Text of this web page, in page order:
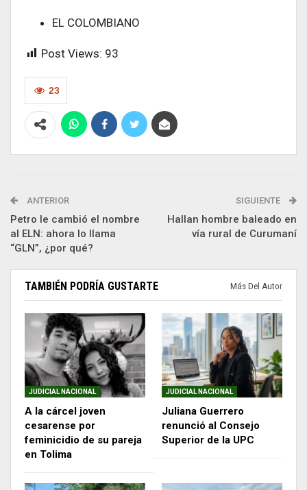
EL COLOMBIANO
Post Views: 93
23
ANTERIOR
Petro le cambió el nombre
al ELN: ahora lo llama
“GLN”, ¿por qué?
SIGUIENTE
Hallan hombre baleado en
vía rural de Curumaní
TAMBIÉN PODRÍA GUSTARTE Más Del Autor
JUDICIAL NACIONAL
A la cárcel joven
cesarense por
feminicidio de su pareja
en Tolima
JUDICIAL NACIONAL
Juliana Guerrero
renunció al Consejo
Superior de la UPC